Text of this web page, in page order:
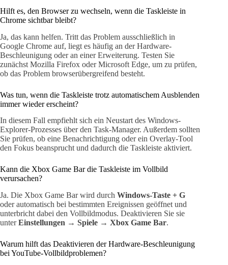
Hilft es, den Browser zu wechseln, wenn die Taskleiste in
Chrome sichtbar bleibt?
Ja, das kann helfen. Tritt das Problem ausschließlich in
Google Chrome auf, liegt es häufig an der Hardware-
Beschleunigung oder an einer Erweiterung. Testen Sie
zunächst Mozilla Firefox oder Microsoft Edge, um zu prüfen,
ob das Problem browserübergreifend besteht.
Was tun, wenn die Taskleiste trotz automatischem Ausblenden
immer wieder erscheint?
In diesem Fall empfiehlt sich ein Neustart des Windows-
Explorer-Prozesses über den Task-Manager. Außerdem sollten
Sie prüfen, ob eine Benachrichtigung oder ein Overlay-Tool
den Fokus beansprucht und dadurch die Taskleiste aktiviert.
Kann die Xbox Game Bar die Taskleiste im Vollbild
verursachen?
Ja. Die Xbox Game Bar wird durch Windows-Taste + G
oder automatisch bei bestimmten Ereignissen geöffnet und
unterbricht dabei den Vollbildmodus. Deaktivieren Sie sie
unterEinstellungen → Spiele → Xbox Game Bar.
Warum hilft das Deaktivieren der Hardware-Beschleunigung
bei YouTube-Vollbildproblemen?